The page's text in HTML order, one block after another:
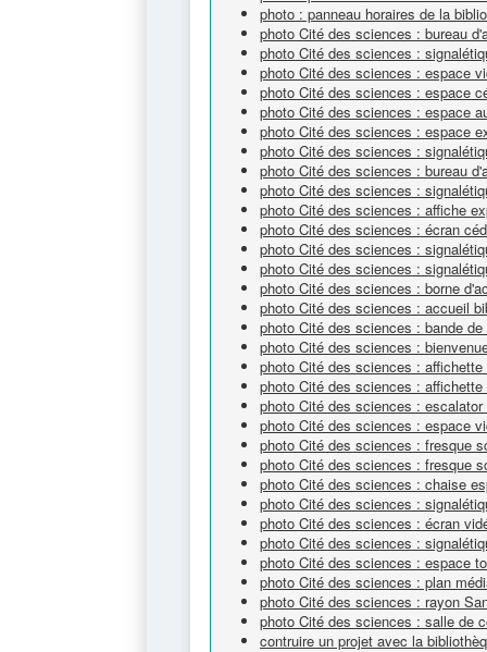
photo : panneau horaires de la
photo Cité des sciences : bureau
photo Cité des sciences :
photo Cité des sciences : espace
photo Cité des sciences : espace
photo Cité des sciences : espace
photo Cité des sciences : espace
photo Cité des sciences :
photo Cité des sciences : bureau
photo Cité des sciences :
photo Cité des sciences : affiche
photo Cité des sciences : écran
photo Cité des sciences :
photo Cité des sciences :
photo Cité des sciences : borne
photo Cité des sciences : accueil
photo Cité des sciences : bande
photo Cité des sciences :
photo Cité des sciences :
photo Cité des sciences :
photo Cité des sciences :
photo Cité des sciences : espace
photo Cité des sciences : fresque
photo Cité des sciences : fresque
photo Cité des sciences : chaise
photo Cité des sciences :
photo Cité des sciences : écran
photo Cité des sciences :
photo Cité des sciences : espace
photo Cité des sciences : plan
photo Cité des sciences : rayon
photo Cité des sciences : salle de
contruire un projet avec la